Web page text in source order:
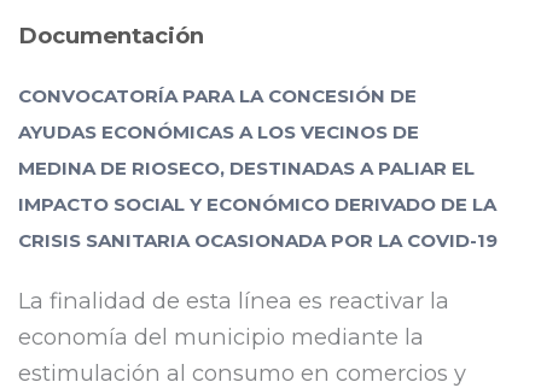
Documentación
CONVOCATORÍA PARA LA CONCESIÓN DE
AYUDAS ECONÓMICAS A LOS VECINOS DE
MEDINA DE RIOSECO, DESTINADAS A PALIAR EL
IMPACTO SOCIAL Y ECONÓMICO DERIVADO DE LA
CRISIS SANITARIA OCASIONADA POR LA COVID-19
La finalidad de esta línea es reactivar la
economía del municipio mediante la
estimulación al consumo en comercios y